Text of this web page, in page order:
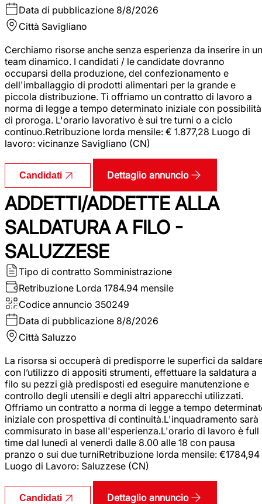
Data di pubblicazione 8/8/2026
Città Savigliano
Cerchiamo risorse anche senza esperienza da inserire in un
team dinamico. I candidati / le candidate dovranno
occuparsi della produzione, del confezionamento e
dell'imballaggio di prodotti alimentari per la grande e
piccola distribuzione. Ti offriamo un contratto di lavoro a
norma di legge a tempo determinato iniziale con possibilità
di proroga. L'orario lavorativo è sui tre turni o a ciclo
continuo.Retribuzione lorda mensile: € 1.877,28 Luogo di
lavoro: vicinanze Savigliano (CN)
Candidati Dettaglio annuncio
ADDETTI/ADDETTE ALLA
SALDATURA A FILO -
SALUZZESE
Tipo di contratto Somministrazione
Retribuzione Lorda 1784.94 mensile
Codice annuncio 350249
Data di pubblicazione 8/8/2026
Città Saluzzo
La risorsa si occuperà di predisporre le superfici da
con l’utilizzo di appositi strumenti, effettuare la saldatura a
filo su pezzi già predisposti ed eseguire manutenzione e
controllo degli utensili e degli altri apparecchi utilizzati.
Offriamo un contratto a norma di legge a tempo
iniziale con prospettiva di continuità.L'inquadramento sarà
commisurato in base all'esperienza.L'orario di lavoro è full
time dal lunedì al venerdì dalle 8.00 alle 18 con pausa
pranzo o sui due turniRetribuzione lorda mensile: €1784,94
Luogo di Lavoro: Saluzzese (CN)
Candidati Dettaglio annuncio